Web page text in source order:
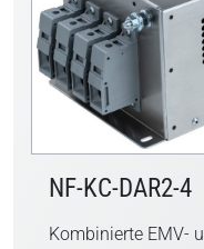
NF-KC-DAR2-4
Kombinierte EMV-